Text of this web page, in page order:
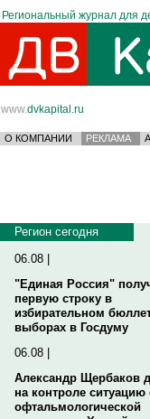
Региональный журнал для
www.dvkapital.ru
О КОМПАНИИ РЕКЛАМА
Регион сегодня
06.08 |
"Единая Россия"
первую строку в
избирательном
выборах в Госдуму
06.08 |
Александр Щербаков
на контроле ситуацию
офтальмологической